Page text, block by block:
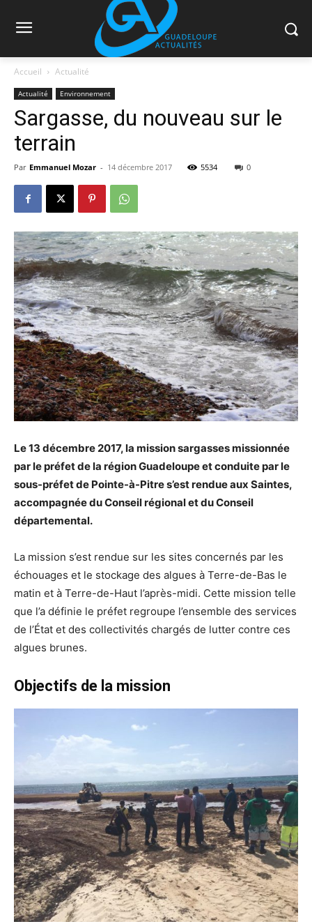
Accueil Actualité
Actualité Environnement
Sargasse, du nouveau sur le
terrain
Par Emmanuel Mozar - 14 décembre 2017 5534 0
Le 13 décembre 2017, la mission sargasses missionnée
par le préfet de la région Guadeloupe et conduite par le
sous-préfet de Pointe-à-Pitre s’est rendue aux Saintes,
accompagnée du Conseil régional et du Conseil
départemental.
La mission s’est rendue sur les sites concernés par les
échouages et le stockage des algues à Terre-de-Bas le
matin et à Terre-de-Haut l’après-midi. Cette mission telle
que l’a définie le préfet regroupe l’ensemble des services
de l’État et des collectivités chargés de lutter contre ces
algues brunes.
Objectifs de la mission